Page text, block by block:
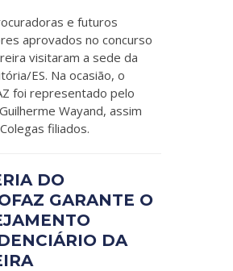
e futuros
aprovados no concurso
visitaram a sede da
ES. Na ocasião, o
foi representado pelo
Wayand, assim
filiados.
DO
GARANTE O
DA